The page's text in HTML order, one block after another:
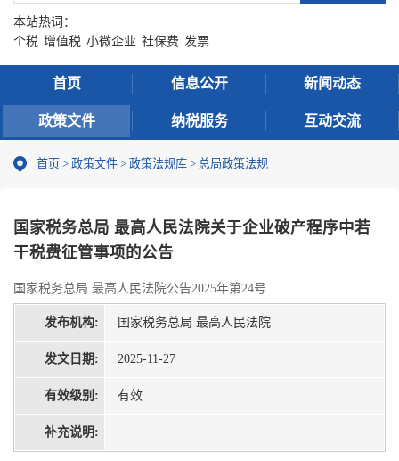
本站热词：
个税 增值税 小微企业 社保费 发票
首页 信息公开 新闻动态
政策文件 纳税服务 互动交流
首页 > 政策文件 > 政策法规库 > 总局政策法规
国家税务总局 最高人民法院关于企业破产程序中若
干税费征管事项的公告
国家税务总局 最高人民法院公告2025年第24号
发布机构: 国家税务总局 最高人民法院
发文日期: 2025-11-27
有效级别: 有效
补充说明: